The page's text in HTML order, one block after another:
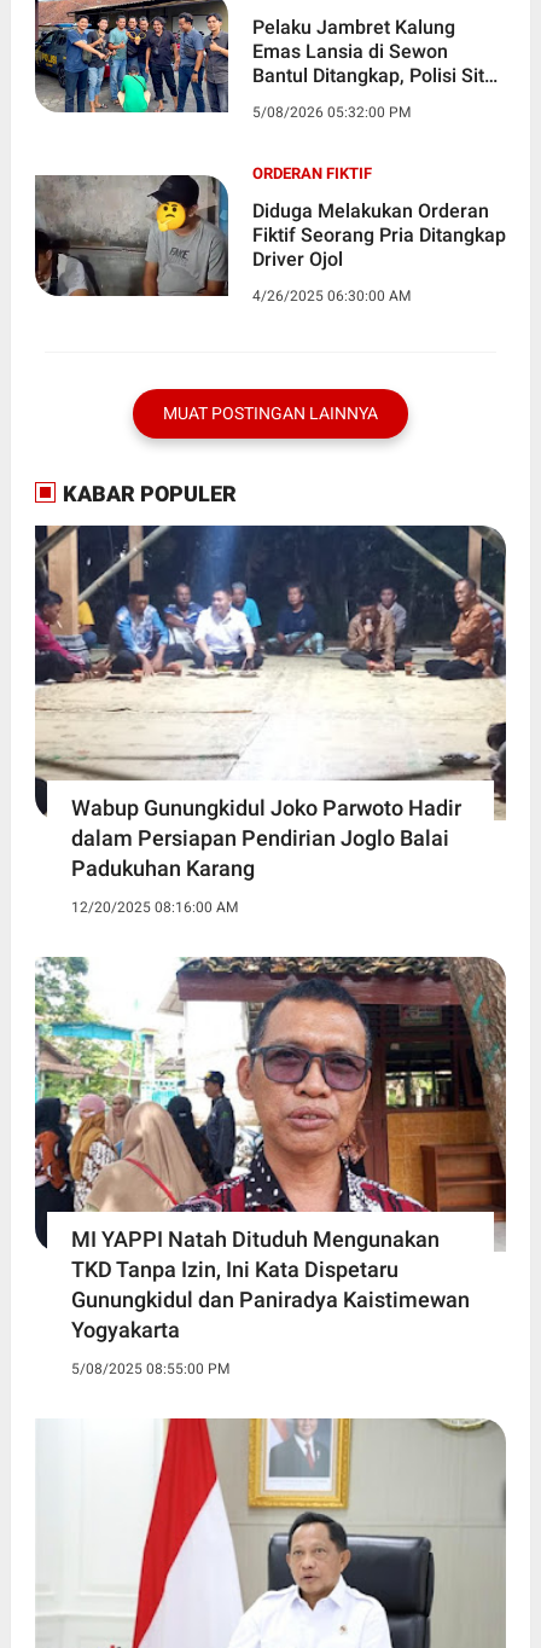
Pelaku Jambret Kalung
Emas Lansia di Sewon
Bantul Ditangkap, Polisi Sita
5/08/2026 05:32:00 PM
ORDERAN FIKTIF
Diduga Melakukan Orderan
Fiktif Seorang Pria Ditangkap
Driver Ojol
4/26/2025 06:30:00 AM
MUAT POSTINGAN LAINNYA
KABAR POPULER
Wabup Gunungkidul Joko Parwoto Hadir
dalam Persiapan Pendirian Joglo Balai
Padukuhan Karang
12/20/2025 08:16:00 AM
MI YAPPI Natah Dituduh Mengunakan
TKD Tanpa Izin, Ini Kata Dispetaru
Gunungkidul dan Paniradya Kaistimewan
Yogyakarta
5/08/2025 08:55:00 PM